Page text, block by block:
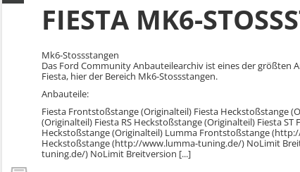
FIESTA MK6-
Mk6-Stossstangen
Das Ford Community Anbauteilearchiv ist eines der größten
Fiesta, hier der Bereich Mk6-Stossstangen.
Anbauteile:
Fiesta Frontstoßstange (Originalteil) Fiesta Heckstoßstange
(Originalteil) Fiesta RS Heckstoßstange (Originalteil) Fiesta
Heckstoßstange (Originalteil) Lumma Frontstoßstange
Heckstoßstange (http://www.lumma-tuning.de/) NoLimit
tuning.de/) NoLimit Breitversion [...]